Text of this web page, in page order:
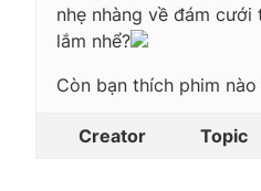
nhẹ nhàng về đám
lắm nhể?
Còn bạn thích phim
Creator Topic